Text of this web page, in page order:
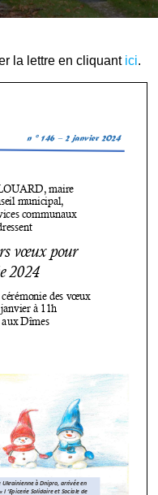
la lettre en cliquant ici.